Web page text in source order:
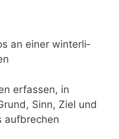
an einer win­ter­li­
erfas­sen, in
Sinn, Ziel und
aufbrechen